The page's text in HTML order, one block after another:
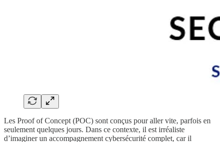
Les Proof of Concept (POC) sont conçus pour aller vite, parfois en
seulement quelques jours. Dans ce contexte, il est irréaliste
d’imaginer un accompagnement cybersécurité complet, car il